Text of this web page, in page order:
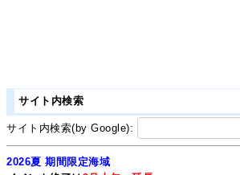
サイト内検索
サイト内検索(by Google):
2026夏 期間限定海域